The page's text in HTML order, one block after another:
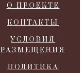
О ПРОЕКТЕ
КОНТАКТЫ
УСЛОВИЯ
РАЗМЕЩЕНИЯ
ПОЛИТИКА